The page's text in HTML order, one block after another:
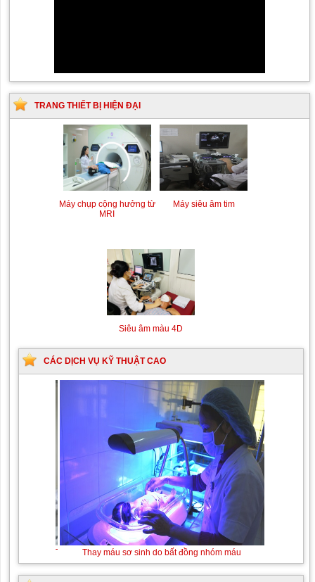
TRANG THIẾT BỊ HIỆN ĐẠI
Máy chụp cộng hưởng từ
MRI
Máy siêu âm tim
Siêu âm màu 4D
CÁC DỊCH VỤ KỸ THUẬT CAO
Thay máu sơ sinh
do bất đồng nhóm
Tán sỏi niệu quản ngược dòng
Laser